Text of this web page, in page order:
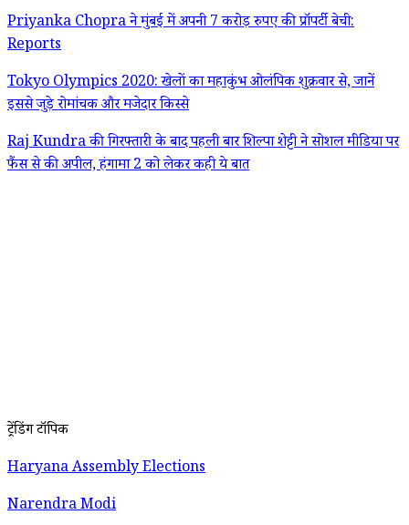
Priyanka Chopra ने मुंबई में अपनी 7 करोड़ रुपए की प्रॉपर्टी बेची:
Reports
Tokyo Olympics 2020: खेलों का महाकुंभ ओलंपिक शुक्रवार से, जानें
इससे जुड़े रोमांचक और मजेदार किस्से
Raj Kundra की गिरफ्तारी के बाद पहली बार शिल्पा शेट्टी ने सोशल मीडिया पर
फैंस से की अपील, हंगामा 2 को लेकर कही ये बात
ट्रेंडिंग टॉपिक
Haryana Assembly Elections
Narendra Modi